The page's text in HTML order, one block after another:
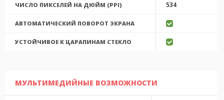
ЧИСЛО ПИКСЕЛЕЙ НА ДЮЙМ (PPI) 534
АВТОМАТИЧЕСКИЙ ПОВОРОТ ЭКРАНА
УСТОЙЧИВОЕ К ЦАРАПИНАМ СТЕКЛО
МУЛЬТИМЕДИЙНЫЕ ВОЗМОЖНОСТИ